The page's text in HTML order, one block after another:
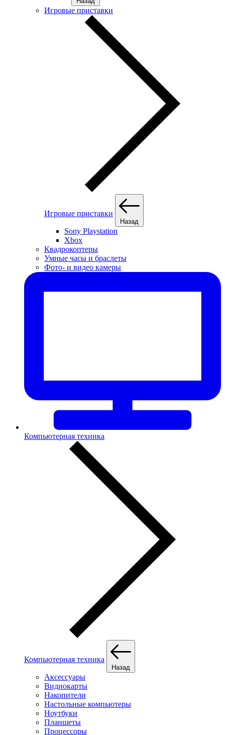
Игровые приставки
Игровые приставки
Назад
Sony Playstation
Xbox
Квадрокоптеры
Умные часы и браслеты
Фото- и видео камеры
Компьютерная техника
Компьютерная техника
Назад
Аксессуары
Видиокарты
Накопители
Настольные компьютеры
Ноутбуки
Планшеты
Процессоры